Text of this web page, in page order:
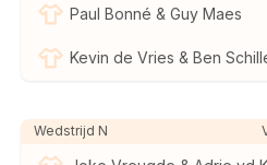
Paul Bonné & Guy Maes
Kevin de Vries & Ben
Wedstrijd N